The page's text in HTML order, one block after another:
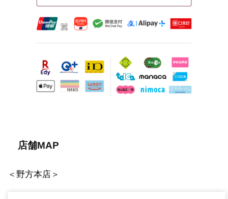
店舗MAP
＜野方本店＞